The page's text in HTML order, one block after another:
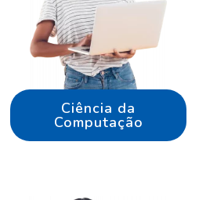
Ciência da
Computação